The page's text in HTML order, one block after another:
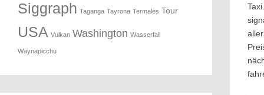
Siggraph Taganga Tayrona Termales Tour
USA Vulkan Washington Wasserfall
Waynapicchu